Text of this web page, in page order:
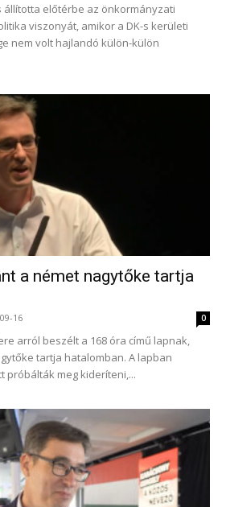
állította előtérbe az önkormányzati
viszonyát, amikor a DK-s kerületi
nem volt hajlandó külön-külön
a német nagytőke tartja
16 0
arról beszélt a 168 óra című lapnak,
tartja hatalomban. A lapban
próbálták meg kideríteni,...